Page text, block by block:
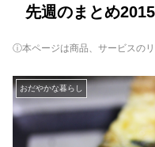
先週のまとめ
ⓘ本ページは商品、サービスの
おだやかな暮らし